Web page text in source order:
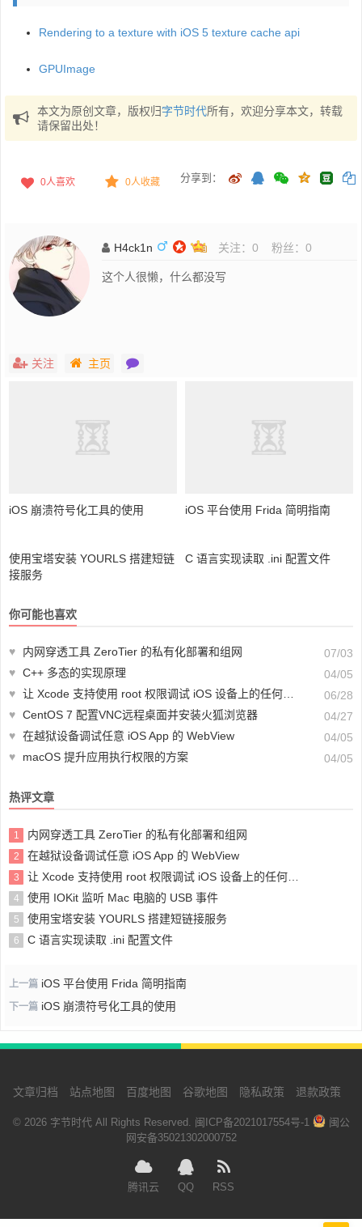
Rendering to a texture with iOS 5 texture cache api
GPUImage
本文为原创文章，版权归字节时代所有，欢迎分享本文，转载
请保留出处！
0人喜欢 0人收藏 分享到：
H4ck1n 关注： 0 粉丝： 0
这个人很懒，什么都没写
关注 主页
iOS 崩溃符号化工具的使用 iOS 平台使用 Frida 简明指南
使用宝塔安装 YOURLS 搭建短链
接服务
C 语言实现读取 .ini 配置文件
你可能也喜欢
♥ 内网穿透工具 ZeroTier 的私有化部署和组网
07/03
♥ C++ 多态的实现原理
04/05
♥ 让 Xcode 支持使用 root 权限调试 iOS 设备上的任何应用或进程
06/28
♥ CentOS 7 配置VNC远程桌面并安装火狐浏览器
04/27
♥ 在越狱设备调试任意 iOS App 的 WebView
04/05
♥
macOS 提升应用执行权限的方案 04/05
热评文章
1 内网穿透工具 ZeroTier 的私有化部署和组网
2 在越狱设备调试任意 iOS App 的 WebView
3 让 Xcode 支持使用 root 权限调试 iOS 设备上的任何应用或进程
4 使用 IOKit 监听 Mac 电脑的 USB 事件
5 使用宝塔安装 YOURLS 搭建短链接服务
6 C 语言实现读取 .ini 配置文件
上一篇 iOS 平台使用 Frida 简明指南
下一篇 iOS 崩溃符号化工具的使用
文章归档 站点地图 百度地图 谷歌地图 隐私政策 退款政策
© 2026 字节时代 All Rights Reserved. 闽ICP备2021017554号-1
闽公
网安备35021302000752
腾讯云 QQ RSS